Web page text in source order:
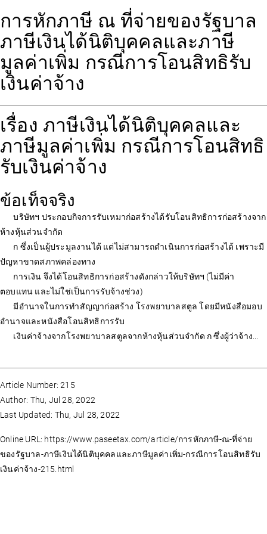
การหักภาษี ณ ที่จ่ายของรัฐบาล
ภาษีเงินได้นิติบุคคลและภาษี
มูลค่าเพิ่ม กรณีการโอนสิทธิรับ
เงินค่าจ้าง
เรื่อง ภาษีเงินได้นิติบุคคลและ
ภาษีมูลค่าเพิ่ม กรณีการโอนสิทธิ
รับเงินค่าจ้าง
ข้อเท็จจริง
บริษัทฯ ประกอบกิจการรับเหมาก่อสร้างได้รับโอนสิทธิการก่อสร้างจาก
ห้างหุ้นส่วนจำกัด
ก ซึ่งเป็นผู้ประมูลงานได้ แต่ไม่สามารถดำเนินการก่อสร้างได้ เพราะมี
ปัญหาขาดสภาพคล่องทาง
การเงิน จึงได้โอนสิทธิการก่อสร้างดังกล่าวให้บริษัทฯ (ไม่มีค่า
ตอบแทน และไม่ใช่เป็นการรับจ้างช่วง)
มีอำนาจในการทำสัญญาก่อสร้าง โรงพยาบาลสตูล โดยมีหนังสือมอบ
อำนาจและหนังสือโอนสิทธิการรับ
เงินค่าจ้างจากโรงพยาบาลสตูลจากห้างหุ้นส่วนจำกัด ก ซึ่งผู้ว่าจ้าง...
Article Number: 215
Author: Thu, Jul 28, 2022
Last Updated: Thu, Jul 28, 2022
Online URL: https://www.paseetax.com/article/การหักภาษี-ณ-ที่จ่าย
ของรัฐบาล-ภาษีเงินได้นิติบุคคลและภาษีมูลค่าเพิ่ม-กรณีการโอนสิทธิรับ
เงินค่าจ้าง-215.html